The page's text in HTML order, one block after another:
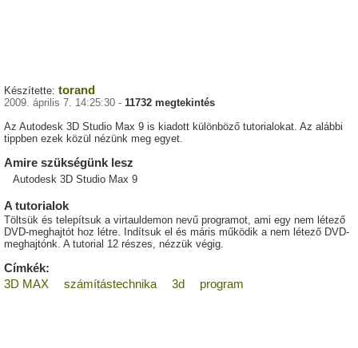
Készítette: torand
2009. április 7. 14:25:30 - 11732 megtekintés
Az Autodesk 3D Studio Max 9 is kiadott különböző tutorialokat. Az alábbi
tippben ezek közül nézünk meg egyet.
Amire szükségünk lesz
Autodesk 3D Studio Max 9
A tutorialok
Töltsük és telepítsuk a virtauldemon nevű programot, ami egy nem létező
DVD-meghajtót hoz létre. Indítsuk el és máris működik a nem létező DVD-
meghajtónk. A tutorial 12 részes, nézzük végig.
Címkék:
3D MAX
számítástechnika 3d program